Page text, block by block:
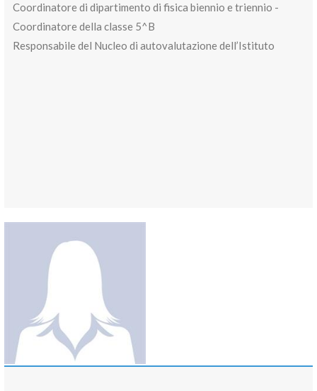
Coordinatore di dipartimento di fisica biennio e triennio -
Coordinatore della classe 5^B
Responsabile del Nucleo di autovalutazione dell’Istituto